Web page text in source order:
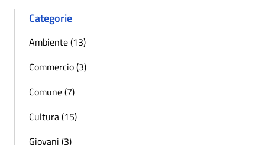
Categorie
Ambiente (13)
Commercio (3)
Comune (7)
Cultura (15)
Giovani (3)